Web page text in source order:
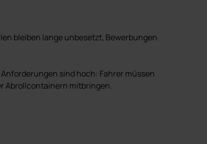
bleiben lange unbesetzt, Bewerbungen
sind hoch: Fahrer müssen
Abrollcontainern mitbringen.